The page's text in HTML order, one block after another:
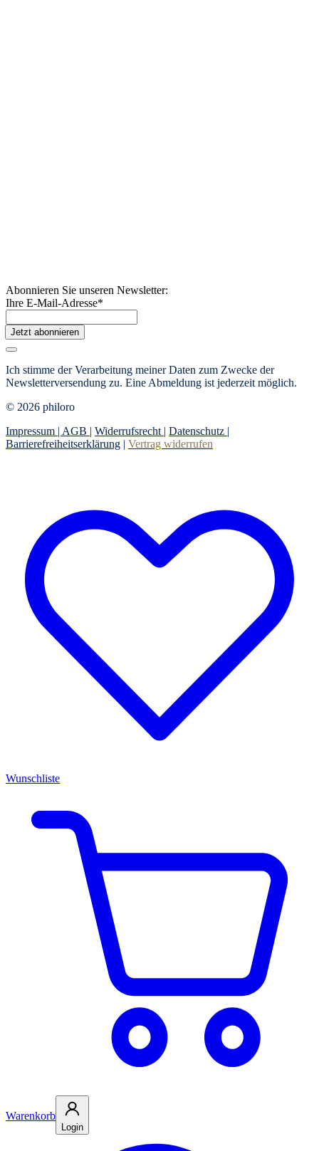
Abonnieren Sie unseren Newsletter:
Ihre E-Mail-Adresse*
Jetzt abonnieren
Ich stimme der Verarbeitung meiner Daten zum Zwecke der
Newsletterversendung zu. Eine Abmeldung ist jederzeit möglich.
© 2026 philoro
Impressum | AGB | Widerrufsrecht | Datenschutz |
Barrierefreiheitserklärung | Vertrag widerrufen
Wunschliste
Warenkorb
Login